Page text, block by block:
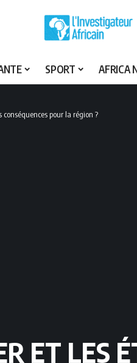
SPORT AFRICA
pour la région ?
ET LES